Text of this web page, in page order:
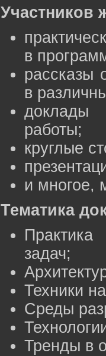
Участников
в
рассказы
в
доклады
работы;
круглые
и многое,
Тематика
задач;
Техники
Среды
Тренды в